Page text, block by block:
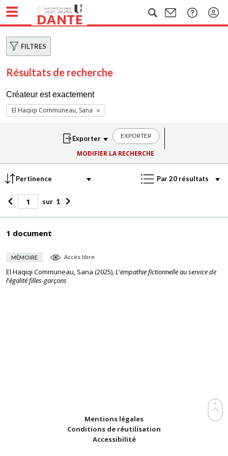
FILTRES
Résultats de recherche
Créateur est exactement
El Haqiqi Communeau, Sana
EXPORTER
MODIFIER LA RECHERCHE
sur 1
1 document
MÉMOIRE Accès libre
El Haqiqi Communeau, Sana (2025),L'empathie fictionnelle au service de
l'égalité filles-garçons
Mentions légales
Conditions de réutilisation
Accessibilité